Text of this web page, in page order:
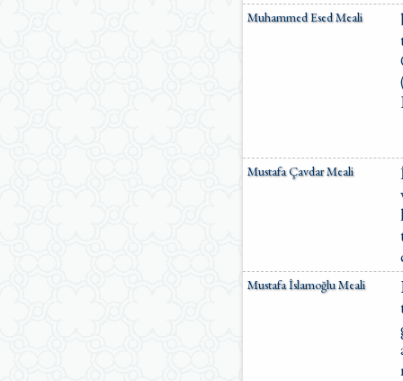
Muhammed Esed Meali
Mustafa Çavdar Meali
Mustafa İslamoğlu Meali